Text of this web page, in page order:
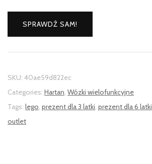
SPRAWDŹ SAM!
SKU: 40ae59d822ec
Categories: Hartan, Wózki wielofunkcyjne
Tags: lego, prezent dla 3 latki, prezent dla 6 latki
outlet